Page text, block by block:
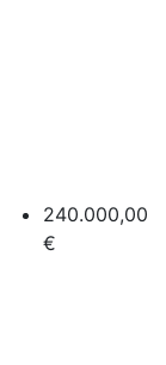
240.000,00
€